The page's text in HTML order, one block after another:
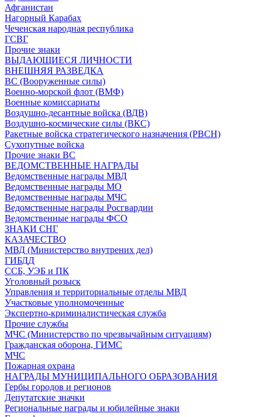
Афганистан
Нагорный Карабах
Чеченская народная республика
ГСВГ
Прочие знаки
ВЫДАЮЩИЕСЯ ЛИЧНОСТИ
ВНЕШНЯЯ РАЗВЕДКА
ВС (Вооруженные силы)
Военно-морской флот (ВМФ)
Военные комиссариаты
Воздушно-десантные войска (ВДВ)
Воздушно-космические силы (ВКС)
Ракетные войска стратегического назначения (РВСН)
Сухопутные войска
Прочие знаки ВС
ВЕДОМСТВЕННЫЕ НАГРАДЫ
Ведомственные награды МВД
Ведомственные награды МО
Ведомственные награды МЧС
Ведомственные награды Росгвардии
Ведомственные награды ФСО
ЗНАКИ СНГ
КАЗАЧЕСТВО
МВД (Министерство внутрених дел)
ГИБДД
ССБ, УЭБ и ПК
Уголовный розыск
Управления и территориальные отделы МВД
Участковые уполномоченные
Экспертно-криминалистическая служба
Прочие службы
МЧС (Министерство по чрезвычайным ситуациям)
Гражданская оборона, ГИМС
МЧС
Пожарная охрана
НАГРАДЫ МУНИЦИПАЛЬНОГО ОБРАЗОВАНИЯ
Гербы городов и регионов
Депутатские значки
Региональные награды и юбилейные знаки